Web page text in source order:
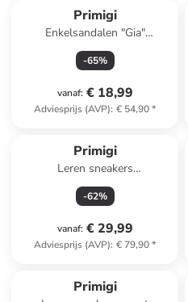
Primigi
Enkelsandalen "Gia"
donkerblauw
-65%
vanaf: € 18,99
Adviesprijs (AVP): € 54,90*
Primigi
Leren sneakers
wit/donkerblauw
-62%
vanaf: € 29,99
Adviesprijs (AVP): € 79,90*
Primigi